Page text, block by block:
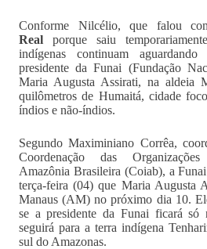
Conforme Nilcélio, que falou
Real porque saiu
indígenas continuam
presidente da Funai (Fundação
Maria Augusta Assirati, na aldeia
quilômetros de Humaitá, cidade
índios e não-índios.
Segundo Maximiniano Corrêa,
Coordenação das
Amazônia Brasileira (Coiab), a
terça-feira (04) que Maria Augusta
Manaus (AM) no próximo dia 10.
se a presidente da Funai ficará só
seguirá para a terra indígena
sul do Amazonas.